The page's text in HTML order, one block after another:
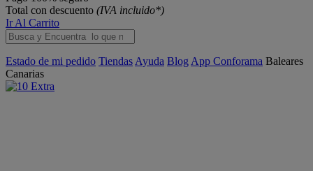
Total con descuento (IVA incluido*)
Ir Al Carrito
Estado de mi pedido Tiendas Ayuda Blog App Conforama Baleares
Canarias